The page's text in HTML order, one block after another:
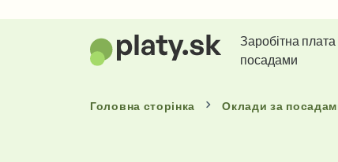
Заробітна плата
посадами
Головна сторінка Окладиза